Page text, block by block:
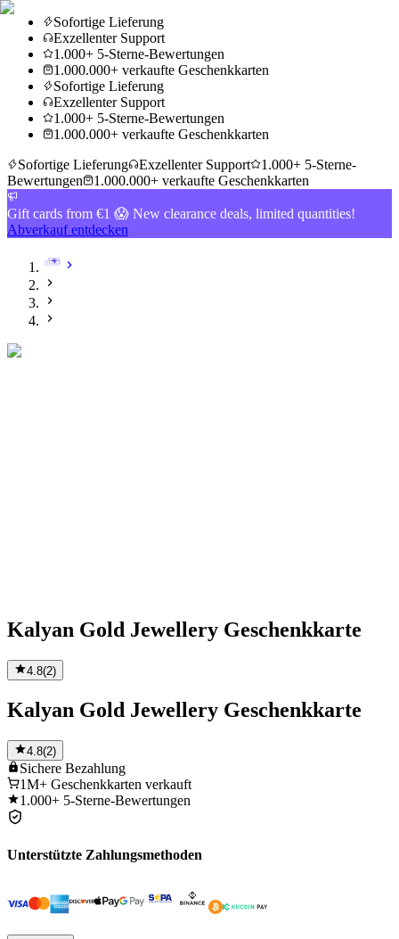
Sofortige Lieferung
Exzellenter Support
1.000+ 5-Sterne-Bewertungen
1.000.000+ verkaufte Geschenkkarten
Sofortige Lieferung
Exzellenter Support
1.000+ 5-Sterne-Bewertungen
1.000.000+ verkaufte Geschenkkarten
Sofortige Lieferung
Exzellenter Support
1.000+ 5-Sterne-
Bewertungen
1.000.000+ verkaufte Geschenkkarten
Gift cards from €1 😱 New clearance deals, limited quantities!
Abverkauf entdecken
Kalyan Gold Jewellery Geschenkkarte
4.8(2)
Kalyan Gold Jewellery Geschenkkarte
4.8(2)
Sichere Bezahlung
1M+ Geschenkkarten verkauft
1.000+ 5-Sterne-Bewertungen
Unterstützte Zahlungsmethoden